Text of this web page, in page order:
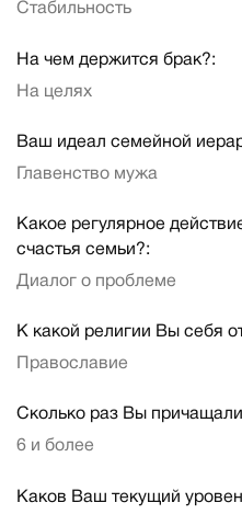
Стабильность
На чем держится брак?:
На целях
Ваш идеал семейной
Главенство мужа
Какое регулярное
счастья семьи?:
Диалог о проблеме
К какой религии Вы себя
Православие
Сколько раз Вы
6 и более
Каков Ваш текущий